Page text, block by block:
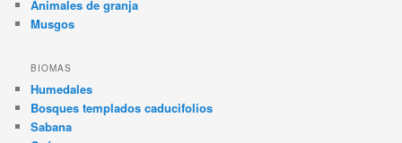
Animales de granja
Musgos
BIOMAS
Humedales
Bosques templados caducifolios
Sabana